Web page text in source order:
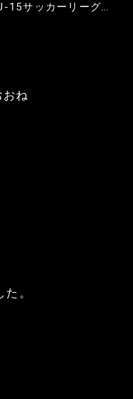
リーグ2026 神奈川県大会 第5節
ね
。